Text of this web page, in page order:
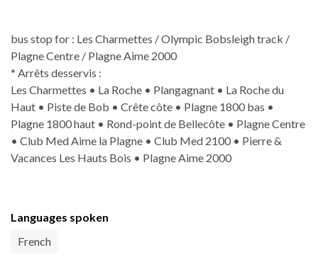
bus stop for : Les Charmettes / Olympic Bobsleigh track /
Plagne Centre / Plagne Aime 2000
* Arrêts desservis :
Les Charmettes • La Roche • Plangagnant • La Roche du
Haut • Piste de Bob • Crête côte • Plagne 1800 bas •
Plagne 1800 haut • Rond-point de Bellecôte • Plagne Centre
• Club Med Aime la Plagne • Club Med 2100 • Pierre &
Vacances Les Hauts Bois • Plagne Aime 2000
Languages spoken
French